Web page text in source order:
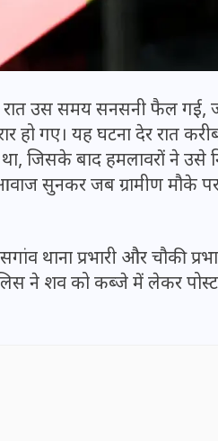
देर रात उस समय सनसनी फैल
हो गए। यह घटना देर रात
जिसके बाद हमलावरों ने उसे
आवाज सुनकर जब ग्रामीण
थाना प्रभारी और चौकी
ने शव को कब्जे में लेकर